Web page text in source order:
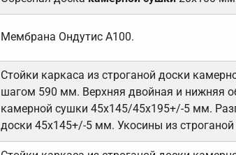
Мембрана Ондутис А100.
Стойки каркаса из строганой доски
шагом 590 мм. Верхняя двойная и нижняя
камерной сушки 45х145/45х195+/-5 мм.
доски 45х145+/-5 мм. Укосины из